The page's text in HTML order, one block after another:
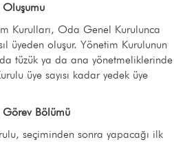
Kurulları, Oda Genel Kurulunca
üyeden oluşur. Yönetim Kurulunun
tüzük ya da ana yönetmeliklerinde
üye sayısı kadar yedek üye
Bölümü
seçiminden sonra yapacağı ilk